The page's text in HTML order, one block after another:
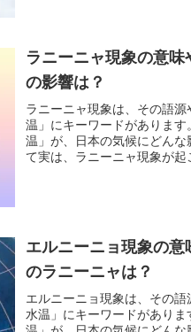
ラニーニャ現象の意
の影響は？
ラニーニャ現象は、その語
温」にキーワードがありま
温」が、日本の気候にどん
て実は、ラニーニャ現象が起
エルニーニョ現象の
のラニーニャは？
エルニーニョ現象は、その
水温」にキーワードがあり